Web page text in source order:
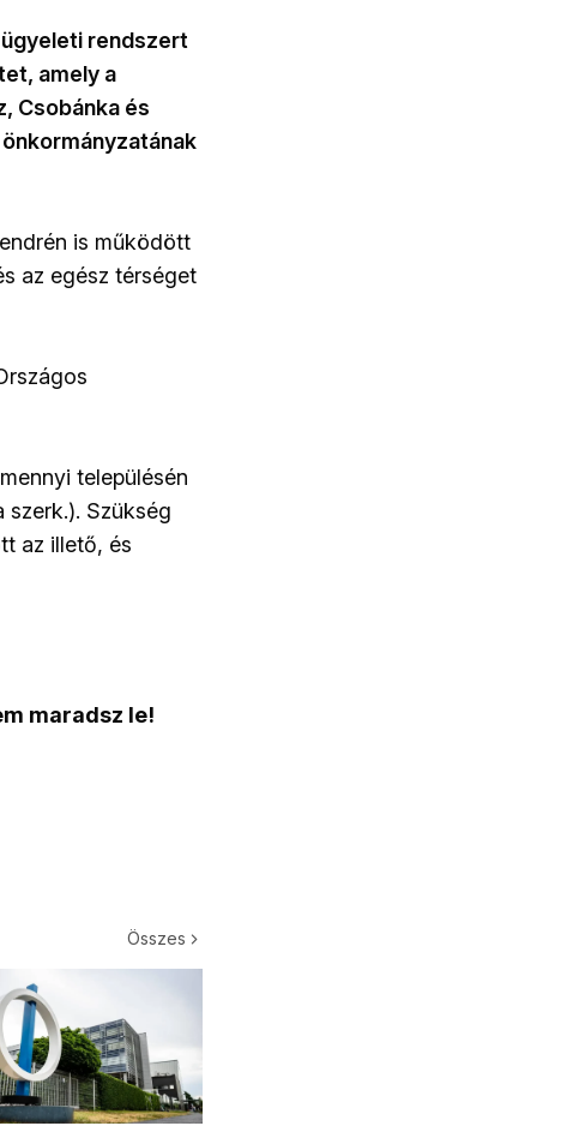
rendszert
amely a
Csobánka és
is működött
az egész térséget
településén
Szükség
az illető, és
maradsz le!
Összes